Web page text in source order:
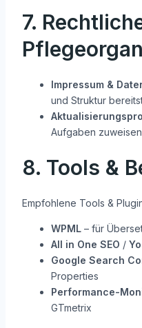
7.
Impressum &
und Struktur
Aufgaben
8. Tools &
Empfohlene Tools &
WPML– für
All in One SEO /
Google Search
Properties
Performance-
GTmetrix